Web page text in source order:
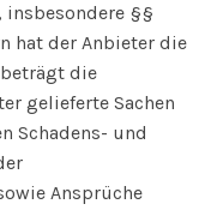
insbesondere §§
hat der Anbieter die
die
gelieferte Sachen
Schadens- und
Ansprüche